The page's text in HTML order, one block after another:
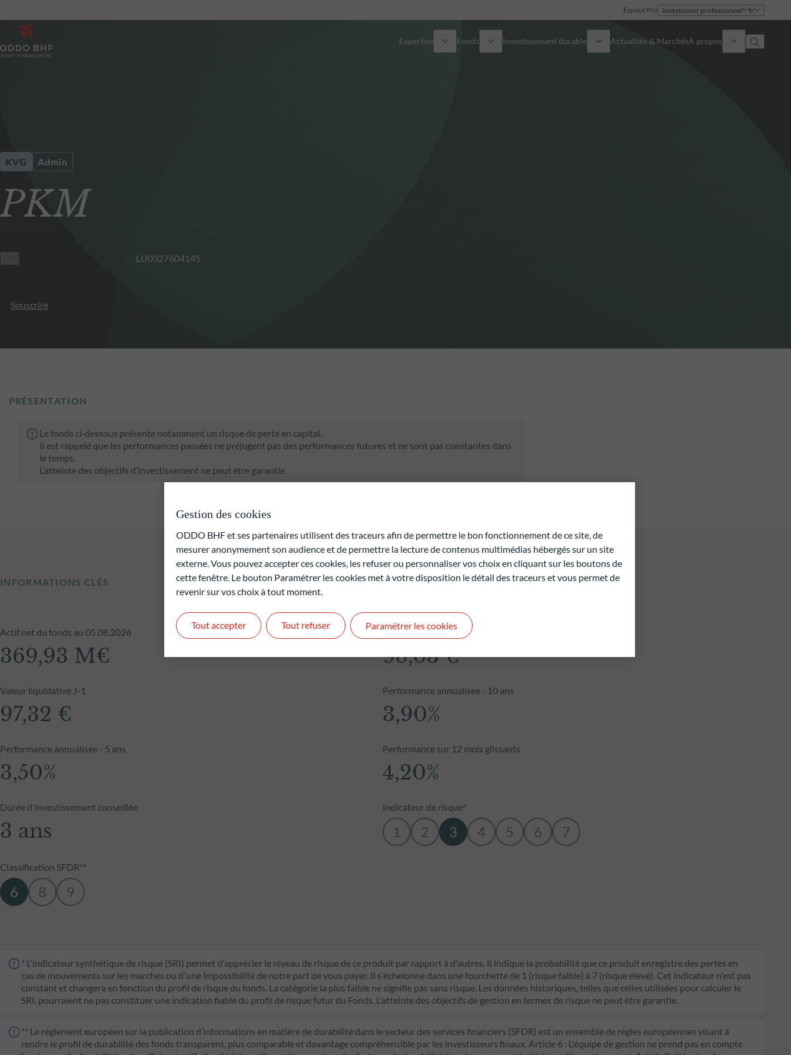
Espace Pro Investisseur professionnel fr
Expertise Fonds Investissement durable Actualités & MarchésÀ propos
PKM
KVG Admin
LU0327604145
Souscrire
PRÉSENTATION
Le fonds ci‑dessous présente notamment un risque de perte en capital.
Il est rappelé que les performances passées ne préjugent pas des performances futures et ne sont pas constantes dans
le temps.
L’atteinte des objectifs d’investissement ne peut être garantie.
INFORMATIONS CLÉS
Actif net du fonds au 05.08.2026
369,93 M€
Valeur liquidative au 05.08.2026
98,03 €
Valeur liquidative J-1
97,32 €
Performance annualisée - 10 ans
3,90%
Performance annualisée - 5 ans
3,50%
Performance sur 12 mois glissants
4,20%
Durée d'investissement conseillée
3 ans
Indicateur de risque*
1 2 3 4 5 6 7
Classification SFDR**
6 8 9
* L'indicateur synthétique de risque (SRI) permet d'apprécier le niveau de risque de ce produit par rapport à d'autres. Il indique la probabilité que ce produit enregistre des pertes en
cas de mouvements sur les marchés ou d'une impossibilité de notre part de vous payer. Il s'échelonne dans une fourchette de 1 (risque faible) à 7 (risque élevé). Cet indicateur n'est pas
constant et changera en fonction du profil de risque du fonds. La catégorie la plus faible ne signifie pas sans risque. Les données historiques, telles que celles utilisées pour calculer le
SRI, pourraient ne pas constituer une indication fiable du profil de risque futur du Fonds. L'atteinte des objectifs de gestion en termes de risque ne peut être garantie.
** Le règlement européen sur la publication d’informations en matière de durabilité dans le secteur des services financiers (SFDR) est un ensemble de règles européennes visant à
rendre le profil de durabilité des fonds transparent, plus comparable et davantage compréhensible par les investisseurs finaux. Article 6 : L'équipe de gestion ne prend pas en compte
Gestion des cookies
ODDO BHF et ses partenaires utilisent des traceurs afin de permettre le bon fonctionnement de ce site, de
mesurer anonymement son audience et de permettre la lecture de contenus multimédias hébergés sur un site
externe. Vous pouvez accepter ces cookies, les refuser ou personnaliser vos choix en cliquant sur les boutons de
cette fenêtre. Le bouton Paramétrer les cookies met à votre disposition le détail des traceurs et vous permet de
revenir sur vos choix à tout moment.
Tout refuser
Tout accepter Paramétrer les cookies